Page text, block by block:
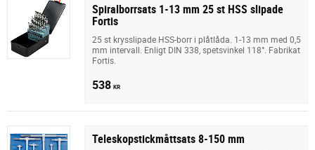
Spiralborrsats 1-13 mm 25 st HSS slipade
Fortis
25 st krysslipade HSS-borr i plåtlåda. 1-13 mm med 0,5
mm intervall. Enligt DIN 338, spetsvinkel 118°. Fabrikat
Fortis.
538 KR
Teleskopstickmåttsats 8-150 mm